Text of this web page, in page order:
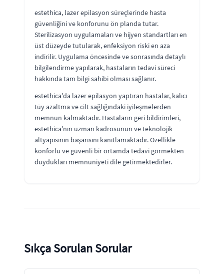
estethica, lazer epilasyon süreçlerinde hasta
güvenliğini ve konforunu ön planda tutar.
Sterilizasyon uygulamaları ve hijyen standartları en
üst düzeyde tutularak, enfeksiyon riski en aza
indirilir. Uygulama öncesinde ve sonrasında detaylı
bilgilendirme yapılarak, hastaların tedavi süreci
hakkında tam bilgi sahibi olması sağlanır.
estethica'da lazer epilasyon yaptıran hastalar, kalıcı
tüy azaltma ve cilt sağlığındaki iyileşmelerden
memnun kalmaktadır. Hastaların geri bildirimleri,
estethica'nın uzman kadrosunun ve teknolojik
altyapısının başarısını kanıtlamaktadır. Özellikle
konforlu ve güvenli bir ortamda tedavi görmekten
duydukları memnuniyeti dile getirmektedirler.
Sıkça Sorulan Sorular